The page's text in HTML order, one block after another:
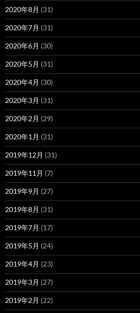
2020年8月 (31)
2020年7月 (31)
2020年6月 (30)
2020年5月 (31)
2020年4月 (30)
2020年3月 (31)
2020年2月 (29)
2020年1月 (31)
2019年12月 (31)
2019年11月 (7)
2019年9月 (27)
2019年8月 (31)
2019年7月 (17)
2019年5月 (24)
2019年4月 (23)
2019年3月 (27)
2019年2月 (22)